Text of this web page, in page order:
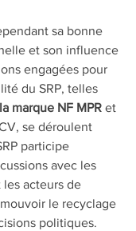
sa bonne
et son influence
engagées pour
du SRP, telles
marque NF MPR et
se déroulent
participe
avec les
acteurs de
le recyclage
politiques.